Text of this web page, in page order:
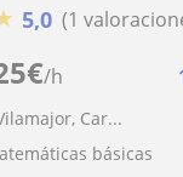
€/h
5,0 (1
Car...
básicas